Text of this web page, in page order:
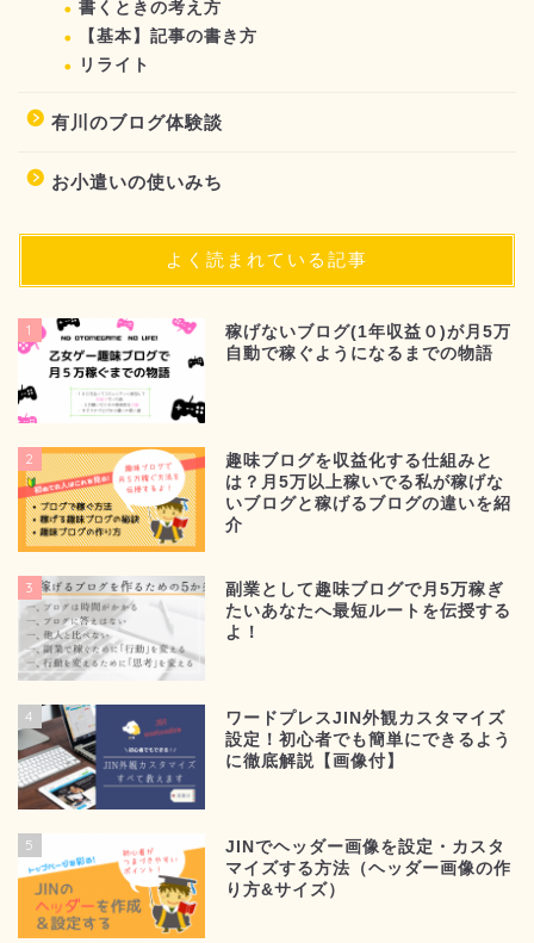
書くときの考え方
【基本】記事の書き方
リライト
有川のブログ体験談
お小遣いの使いみち
よく読まれている記事
1
稼げないブログ(1年収益０)が月5万
自動で稼ぐようになるまでの物語
2
趣味ブログを収益化する仕組みと
は？月5万以上稼いでる私が稼げな
いブログと稼げるブログの違いを紹
介
3
副業として趣味ブログで月5万稼ぎ
たいあなたへ最短ルートを伝授する
よ！
4
ワードプレスJIN外観カスタマイズ
設定！初心者でも簡単にできるよう
に徹底解説【画像付】
5
JINでヘッダー画像を設定・カスタ
マイズする方法（ヘッダー画像の作
り方&サイズ）